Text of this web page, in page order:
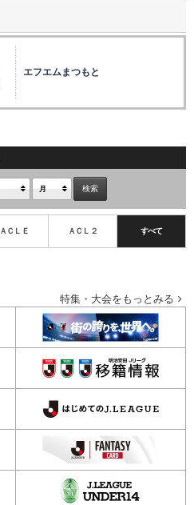
エフエムまつもと
ＡＣＬＥ ＡＣＬ２ すべて
特集・大会をもっとみる